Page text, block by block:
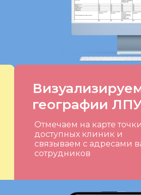
Отмечаем на карте точки
доступных клиник и
связываем с адресами
сотрудников
географии